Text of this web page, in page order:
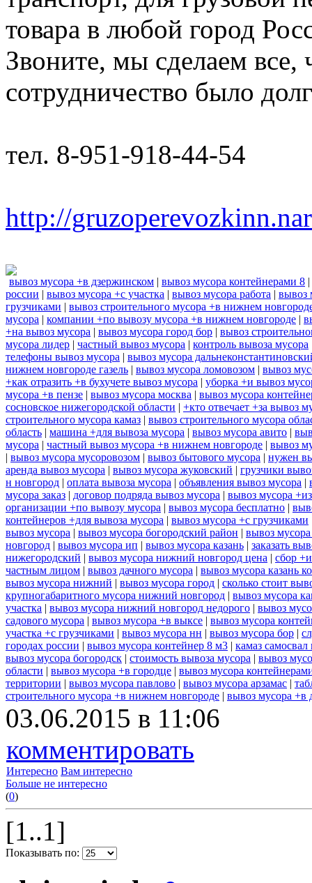
товара в любой город
Звоните, мы сделаем
сотрудничество было
тел. 8-951-918-44-54
http://
вывоз мусора +в дзержинском | вывоз мусора контейнерами 8 |
россии | вывоз мусора +с участка | вывоз мусора работа | вывоз
грузчиками | вывоз строительного мусора +в нижнем
мусора | компании +по вывозу мусора +в нижнем новгороде |
+на вывоз мусора | вывоз мусора город бор | вывоз
мусора лидер | частный вывоз мусора | контроль вывоза мусора
телефоны вывоз мусора | вывоз мусора
нижнем новгороде газель | вывоз мусора ломовозом | вывоз
+как отразить +в бухучете вывоз мусора | уборка +и вывоз
мусора +в пензе | вывоз мусора москва | вывоз мусора
сосновское нижегородской области | +кто отвечает +за вывоз
строительного мусора камаз | вывоз строительного мусора
область | машина +для вывоза мусора | вывоз мусора авито |
мусора | частный вывоз мусора +в нижнем новгороде | вывоз
| вывоз мусора мусоровозом | вывоз бытового мусора | нужен
аренда вывоз мусора | вывоз мусора жуковский | грузчики
н новгород | оплата вывоза мусора | объявления вывоз мусора |
мусора заказ | договор подряда вывоз мусора | вывоз мусора
организации +по вывозу мусора | вывоз мусора бесплатно |
контейнеров +для вывоза мусора | вывоз мусора +с грузчиками
вывоз мусора | вывоз мусора богородский район | вывоз
новгород | вывоз мусора ип | вывоз мусора казань | заказать
нижегородский | вывоз мусора нижний новгород цена | сбор
частным лицом | вывоз дачного мусора | вывоз мусора казань
вывоз мусора нижний | вывоз мусора город | сколько стоит
крупногабаритного мусора нижний новгород | вывоз мусора
участка | вывоз мусора нижний новгород недорого | вывоз
садового мусора | вывоз мусора +в выксе | вывоз мусора
участка +с грузчиками | вывоз мусора нн | вывоз мусора бор |
городах россии | вывоз мусора контейнер 8 м3 | камаз
вывоз мусора богородск | стоимость вывоза мусора | вывоз
области | вывоз мусора +в городце | вывоз мусора
территории | вывоз мусора павлово | вывоз мусора арзамас |
строительного мусора +в нижнем новгороде | вывоз мусора +в
03.06.2015 в 11:06
комментировать
Интересно Вам интересно
Больше не интересно
(0)
[1..1]
Показывать по: